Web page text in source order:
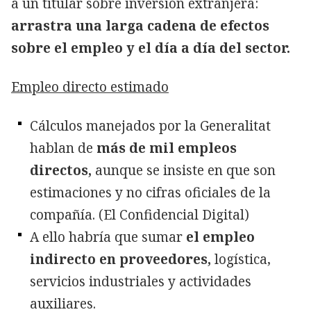
arrastra una larga cadena de efectos
sobre el empleo y el día a día del sector.
Empleo directo estimado
Cálculos manejados por la Generalitat
hablan de más de mil empleos
directos, aunque se insiste en que son
estimaciones y no cifras oficiales de la
compañía. (El Confidencial Digital)
A ello habría que sumar el empleo
indirecto en proveedores, logística,
servicios industriales y actividades
auxiliares.